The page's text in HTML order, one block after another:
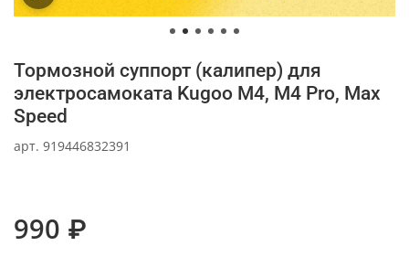
арт. 919446832391
Тормозной суппорт (калипер) для
электросамоката Kugoo M4, M4 Pro, Max
Speed
990 ₽